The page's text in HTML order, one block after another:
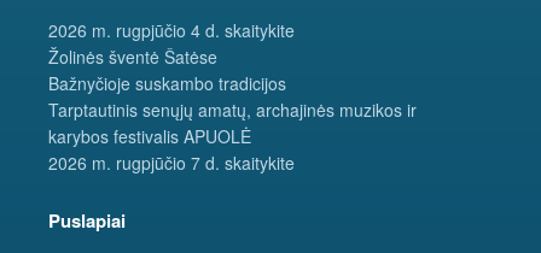
2026 m. rugpjūčio 4 d. skaitykite
Žolinės šventė Šatėse
Bažnyčioje suskambo tradicijos
Tarptautinis senųjų amatų, archajinės muzikos ir
karybos festivalis APUOLĖ
2026 m. rugpjūčio 7 d. skaitykite
Puslapiai